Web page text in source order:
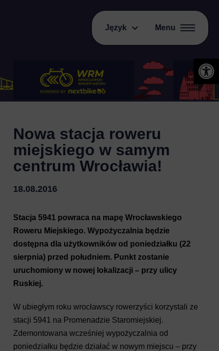
Język Menu
Nowa stacja roweru
miejskiego w samym
centrum Wrocławia!
18.08.2016
Stacja 5941 powraca na mapę Wrocławskiego
Roweru Miejskiego. Wypożyczalnia będzie
dostępna dla użytkowników od poniedziałku (22
sierpnia) przed południem. Punkt zostanie
uruchomiony w nowej lokalizacji – przy ulicy
Ruskiej.
W ubiegłym roku wrocławscy rowerzyści korzystali ze
stacji 5941 na Promenadzie Staromiejskiej.
Zdemontowana wcześniej wypożyczalnia od
poniedziałku będzie działać w nowym miejscu – przy